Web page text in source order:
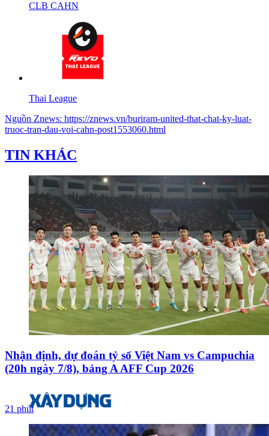
CLB CAHN
Thai League
Nguồn Znews: https://znews.vn/buriram-united-that-chat-ky-luat-
truoc-tran-dau-voi-cahn-post1553060.html
TIN KHÁC
Nhận định, dự đoán tỷ số Việt Nam vs Campuchia
(20h ngày 7/8), bảng A AFF Cup 2026
21 phút